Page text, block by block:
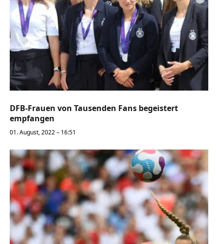
DFB-Frauen von Tausenden Fans begeistert
empfangen
01. August, 2022 – 16:51